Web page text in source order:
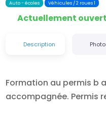
Auto - écoles Véhicules / 2 roues 1
Actuellement ouvert
Description
Formation au permis b
accompagnée. Permis